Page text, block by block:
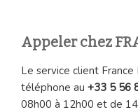
Appeler chez
Le service client
téléphone au +33 5 56
08h00 à 12h00 et de